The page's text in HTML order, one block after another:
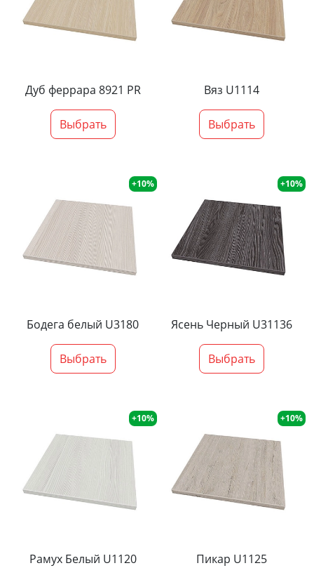
Дуб феррара 8921 PR
Выбрать
Вяз U1114
Выбрать
+10%
Бодега белый U3180
Выбрать
+10%
Ясень Черный U31136
Выбрать
+10%
Рамух Белый U1120
+10%
Пикар U1125